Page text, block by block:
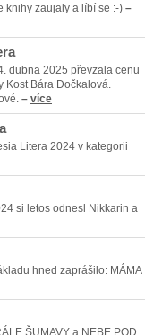
knihy zaujaly a líbí se :-) –
dubna 2025 převzala cenu
Bára Dočkalová.
– více
Litera 2024 v kategorii
si letos odnesl Nikkarin a
hned zaprášilo: MÁMA
ŠUMAVY a NEBE POD